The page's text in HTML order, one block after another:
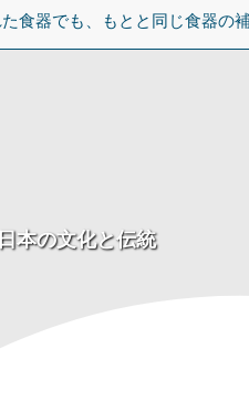
食器でも、もとと同じ食器の
本の文化と伝統